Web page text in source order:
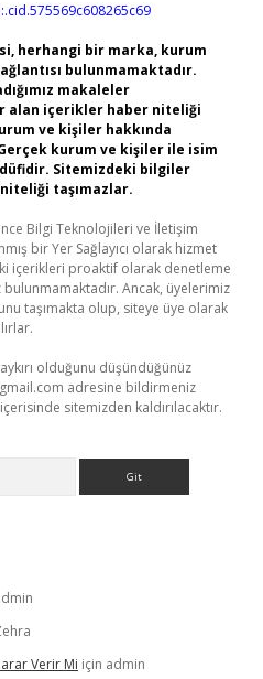
herhangi bir marka, kurum
bulunmamaktadır.
makaleler
alan içerikler haber niteliği
ve kişiler hakkında
kurum ve kişiler ile isim
Sitemizdeki bilgiler
taşımazlar.
Bilgi Teknolojileri ve İletişim
bir Yer Sağlayıcı olarak hizmet
içerikleri proaktif olarak denetleme
Ancak, üyelerimiz
taşımakta olup, siteye üye olarak
olduğunu düşündüğünüz
adresine bildirmeniz
sitemizden kaldırılacaktır.
Verir Mi için admin